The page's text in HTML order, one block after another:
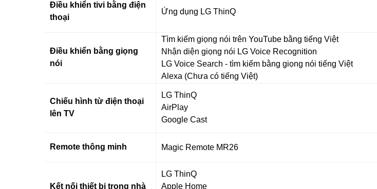
Điều khiển tivi bằng điện
thoại
Ứng dụng LG ThinQ
Điều khiển bằng giọng
nói
Tìm kiếm giọng nói trên YouTube bằng tiếng Việt
Nhận diện giọng nói LG Voice Recognition
LG Voice Search - tìm kiếm bằng giọng nói tiếng Việt
Alexa (Chưa có tiếng Việt)
Chiếu hình từ điện thoại
lên TV
LG ThinQ
AirPlay
Google Cast
Remote thông minh Magic Remote MR26
Kết nối thiết bị trong nhà
LG ThinQ
Apple Home